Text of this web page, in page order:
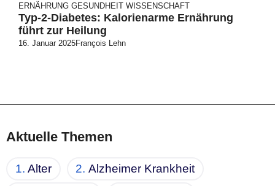
ERNÄHRUNG GESUNDHEIT WISSENSCHAFT
Typ-2-Diabetes: Kalorienarme Ernährung
führt zur Heilung
16. Januar 2025François Lehn
Aktuelle Themen
Alter
Alzheimer Krankheit